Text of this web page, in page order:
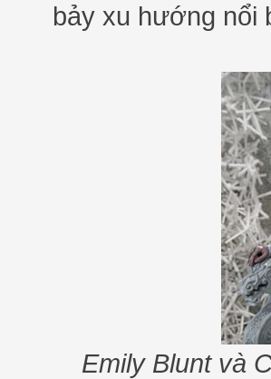
bảy xu hướng nổi
Emily Blunt và